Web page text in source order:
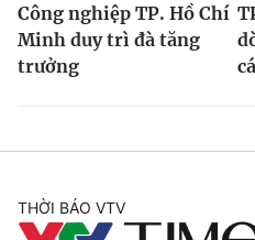
Công nghiệp TP. Hồ Chí
Minh duy trì đà tăng
trưởng
THỜI BÁO VTV